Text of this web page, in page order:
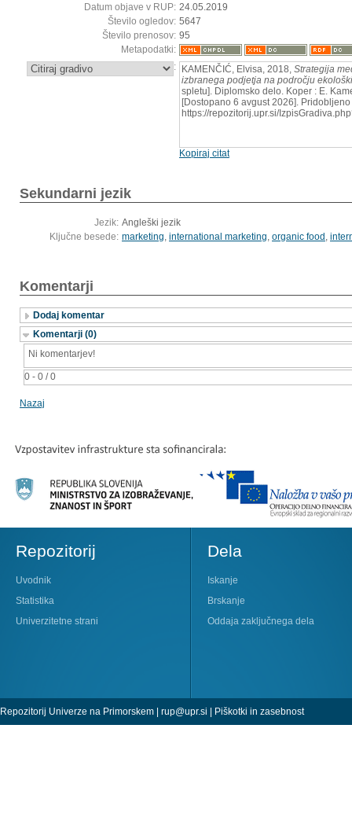
Datum objave v RUP: 24.05.2019
Število ogledov: 5647
Število prenosov: 95
Metapodatki:
: KAMENČIĆ, Elvisa, 2018, Strategija
izbranega podjetja na področju
spletu]. Diplomsko delo. Koper : E.
[Dostopano 6 avgust 2026]. Pridobljeno
https://repozitorij.upr.si/
Kopiraj citat
Sekundarni jezik
Jezik: Angleški jezik
Ključne besede: marketing, international marketing, organic food ,
Komentarji
Dodaj komentar
Komentarji (0)
0 - 0 / 0
Ni komentarjev!
Nazaj
Repozitorij
Uvodnik
Statistika
Univerzitetne strani
Dela
Iskanje
Brskanje
Oddaja zaključnega dela
Repozitorij Univerze na Primorskem | rup@upr.si Piškotki in zasebnost